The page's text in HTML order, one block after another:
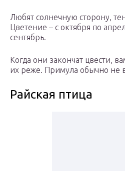
Любят солнечную сторону,
Цветение – с октября по
сентябрь.
Когда они закончат цвести,
их реже. Примула обычно не
Райская птица